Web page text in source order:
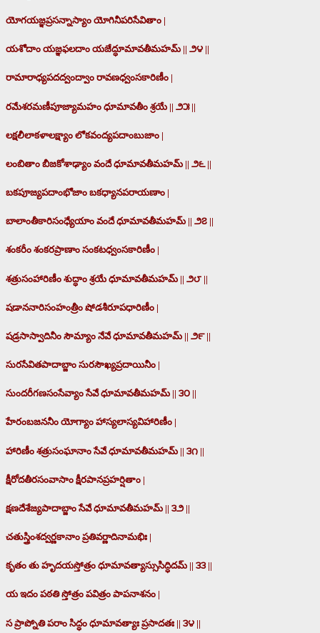
యోగయజ్ఞప్రసన్నాస్యాం యోగినీపరిసేవితాం |
యశోదాం యజ్ఞఫలదాం యజేద్ధూమావతీమహమ్ || ౨౪ ||
రామారాధ్యపదద్వంద్వాం రావణధ్వంసకారిణీం |
రమేశరమణీపూజ్యామహం ధూమావతీం శ్రయే || ౨౫ ||
లక్షలీలాకళాలక్ష్యాం లోకవంద్యపదాంబుజాం |
లంబితాం బీజకోశాఢ్యాం వందే ధూమావతీమహమ్ || ౨౬ ||
బకపూజ్యపదాంభోజాం బకధ్యానపరాయణాం |
బాలాంతీకారిసంధ్యేయాం వందే ధూమావతీమహమ్ || ౨౭ ||
శంకరీం శంకరప్రాణాం సంకటధ్వంసకారిణీం |
శత్రుసంహారిణీం శుద్ధాం శ్రయే ధూమావతీమహమ్ || ౨౮ ||
షడాననారిసంహంత్రీం షోడశీరూపధారిణీం |
షడ్రసాస్వాదినీం సౌమ్యాం నేవే ధూమావతీమహమ్ || ౨౯ ||
సురసేవితపాదాబ్జాం సురసౌఖ్యప్రదాయినీం |
సుందరీగణసంసేవ్యాం సేవే ధూమావతీమహమ్ || ౩౦ ||
హేరంబజననీం యోగ్యాం హాస్యలాస్యవిహారిణీం |
హారిణీం శత్రుసంఘానాం సేవే ధూమావతీమహమ్ || ౩౧ ||
క్షీరోదతీరసంవాసాం క్షీరపానప్రహర్షితాం |
క్షణదేశేజ్యపాదాబ్జాం సేవే ధూమావతీమహమ్ || ౩౨ ||
చతుస్త్రింశద్వర్ణకానాం ప్రతివర్ణాదినామభిః |
కృతం తు హృదయస్తోత్రం ధూమావత్యాస్సుసిద్ధిదమ్ || ౩౩ ||
య ఇదం పఠతి స్తోత్రం పవిత్రం పాపనాశనం |
స ప్రాప్నోతి పరాం సిద్ధం ధూమావత్యాః ప్రసాదతః || ౩౪ ||